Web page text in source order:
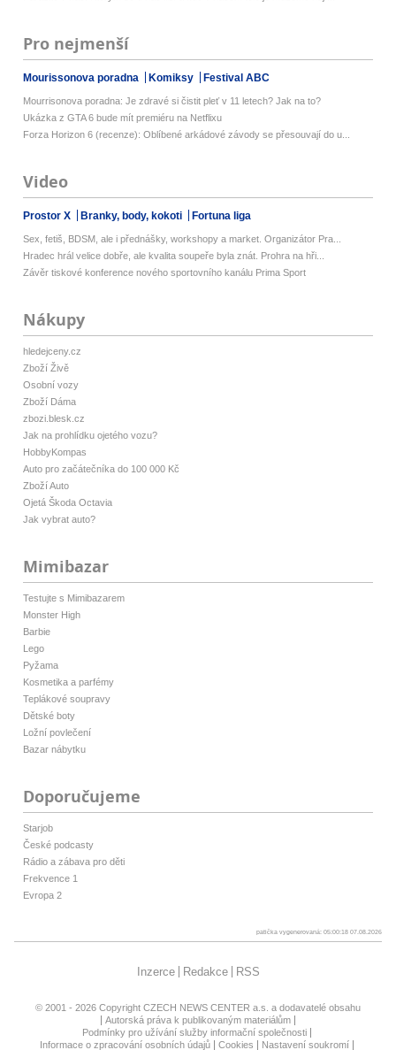
Pro nejmenší
Mourissonova poradna Komiksy Festival ABC
Mourrisonova poradna: Je zdravé si čistit pleť v 11 letech? Jak na to?
Ukázka z GTA 6 bude mít premiéru na Netflixu
Forza Horizon 6 (recenze): Oblíbené arkádové závody se přesouvají do u...
Video
Prostor X Branky, body, kokoti Fortuna liga
Sex, fetiš, BDSM, ale i přednášky, workshopy a market. Organizátor Pra...
Hradec hrál velice dobře, ale kvalita soupeře byla znát. Prohra na hři...
Závěr tiskové konference nového sportovního kanálu Prima Sport
Nákupy
hledejceny.cz
Zboží Živě
Osobní vozy
Zboží Dáma
zbozi.blesk.cz
Jak na prohlídku ojetého vozu?
HobbyKompas
Auto pro začátečníka do 100 000 Kč
Zboží Auto
Ojetá Škoda Octavia
Jak vybrat auto?
Mimibazar
Testujte s Mimibazarem
Monster High
Barbie
Lego
Pyžama
Kosmetika a parfémy
Teplákové soupravy
Dětské boty
Ložní povlečení
Bazar nábytku
Doporučujeme
Starjob
České podcasty
Rádio a zábava pro děti
Frekvence 1
Evropa 2
patička vygenerovaná: 05:00:18 07.08.2026
Inzerce Redakce RSS
© 2001 - 2026 Copyright CZECH NEWS CENTER a.s. a dodavatelé obsahu
Autorská práva k publikovaným materiálům
Podmínky pro užívání služby informační společnosti
Informace o zpracování osobních údajů
Cookies Nastavení soukromí